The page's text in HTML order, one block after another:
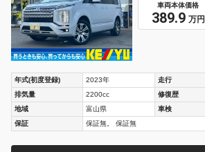
車両本体価格
389.9 万円
年式(初度登録) 2023年 走行
排気量
2200cc 修復歴
地域
富山県 車検
保証
保証無。 保証無